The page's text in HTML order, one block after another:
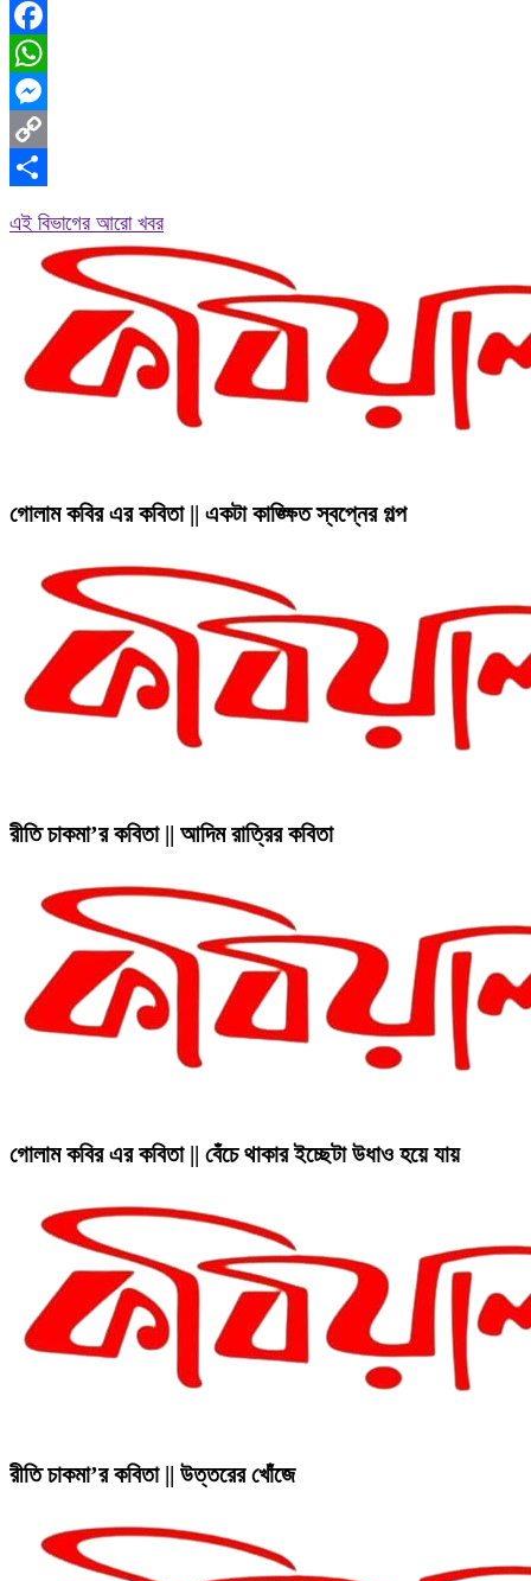
Facebook
WhatsApp
Messenger
Copy
এই বিভাগের আরো খবর
গোলাম কবির এর কবিতা || একটা কাঙ্ক্ষিত স্বপ্নের গল্প
রীতি চাকমা’র কবিতা || আদিম রাত্রির কবিতা
গোলাম কবির এর কবিতা || বেঁচে থাকার ইচ্ছেটা উধাও হয়ে যায়
রীতি চাকমা’র কবিতা || উত্তরের খোঁজে